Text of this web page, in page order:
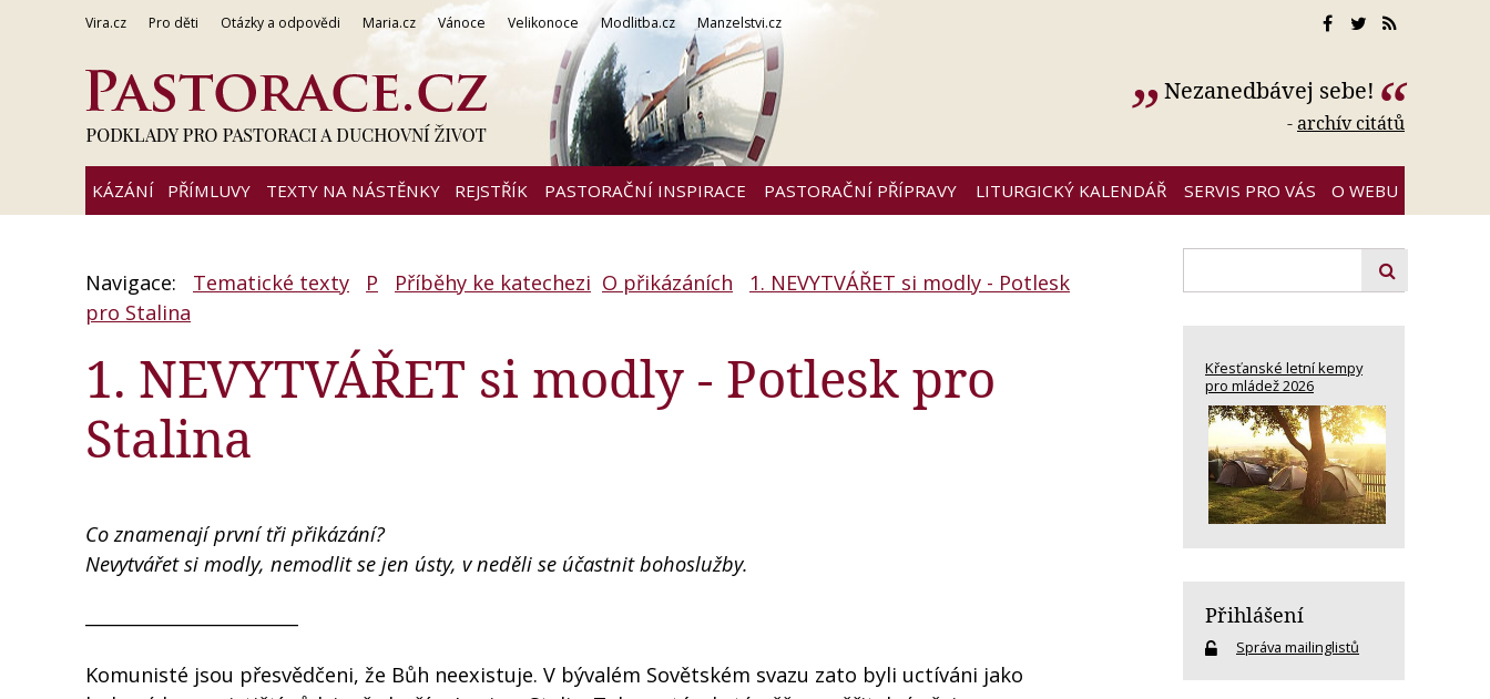
Vira.cz Pro děti Otázky a odpovědi Maria.cz Vánoce Velikonoce Modlitba.cz Manzelstvi.cz
Nezanedbávej sebe!
-archív citátů
KÁZÁNÍ PŘÍMLUVY TEXTY NA NÁSTĚNKY REJSTŘÍK PASTORAČNÍ INSPIRACE PASTORAČNÍ PŘÍPRAVY LITURGICKÝ KALENDÁŘ SERVIS PRO VÁS O WEBU
Navigace: Tematické texty P Příběhy ke katechezi O přikázáních
1. NEVYTVÁŘET si modly - Potlesk
pro Stalina
1. NEVYTVÁŘET si modly - Potlesk pro
Stalina
Co znamenají první tři přikázání?
Nevytvářet si modly, nemodlit se jen ústy, v neděli se účastnit bohoslužby.
Komunisté jsou přesvědčeni, že Bůh neexistuje. V bývalém Sovětském svazu zato byli uctíváni jako
Křesťanské letní kempy
pro mládež 2026
Přihlášení
Správa mailinglistů